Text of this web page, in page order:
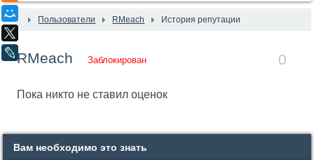
LiveJournal
Пользователи RMeach История репутации
0
RMeach Заблокирован
Пока никто не ставил оценок
Вам необходимо это знать